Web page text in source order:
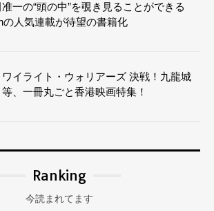
准一の“頭の中”を覗き見ることができる
の人気連載が待望の書籍化
ワイライト・ウォリアーズ 決戦！九龍城
、一冊丸ごと香港映画特集！
Ranking
今読まれてます